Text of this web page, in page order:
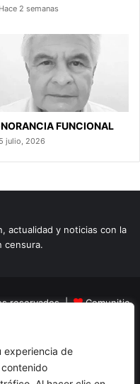
experiencia de
Hace 2 semanas
FUNCIONAL
5 julio, 2026
actualidad y noticias con la
censura.
reservados |
Comunitic
Turismo
Reportajes